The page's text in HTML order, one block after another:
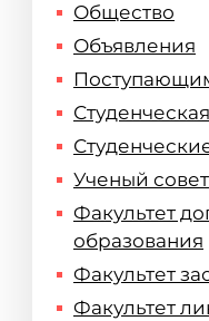
Общество
Объявления
Ученый совет
Факультет
образования
Факультет
Факультет